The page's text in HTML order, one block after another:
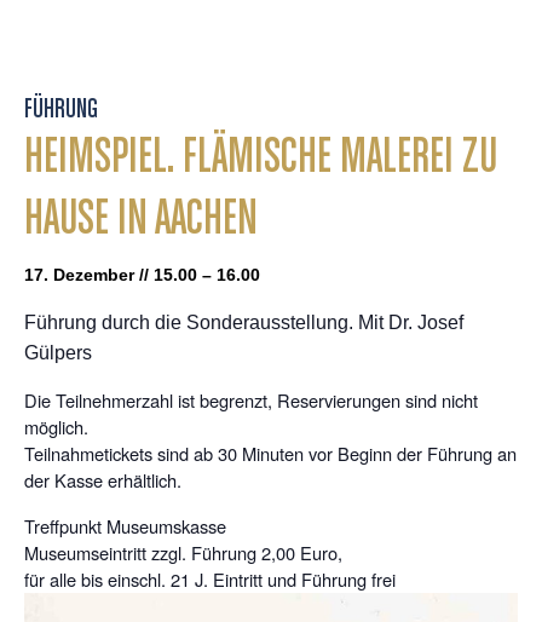
FÜHRUNG
HEIMSPIEL. FLÄMISCHE MALEREI ZU
HAUSE IN AACHEN
17. Dezember // 15.00 – 16.00
Führung durch die Sonderausstellung. Mit Dr. Josef
Gülpers
Die Teilnehmerzahl ist begrenzt, Reservierungen sind nicht
möglich.
Teilnahmetickets sind ab 30 Minuten vor Beginn der Führung an
der Kasse erhältlich.
Treffpunkt Museumskasse
Museumseintritt zzgl. Führung 2,00 Euro,
für alle bis einschl. 21 J. Eintritt und Führung frei